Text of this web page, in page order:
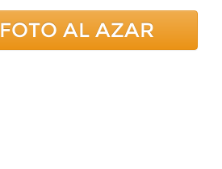
FOTO AL AZAR